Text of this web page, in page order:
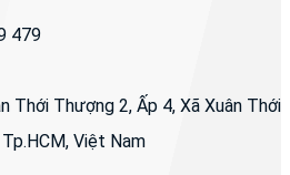
479
Thới Thượng 2, Ấp 4, Xã Xuân Thới
Việt Nam